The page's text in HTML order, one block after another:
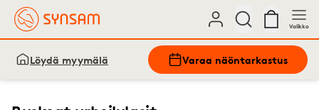
Valikko
Löydä myymälä Varaa näöntarkastus